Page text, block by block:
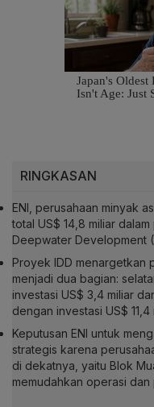
RINGKASAN
ENI, perusahaan minyak
total US$ 14,8 miliar
Deepwater Development
Proyek IDD menargetkan
menjadi dua bagian:
investasi US$ 3,4 miliar
dengan investasi US$ 11,4
Keputusan ENI untuk
strategis karena
di dekatnya, yaitu Blok
memudahkan operasi